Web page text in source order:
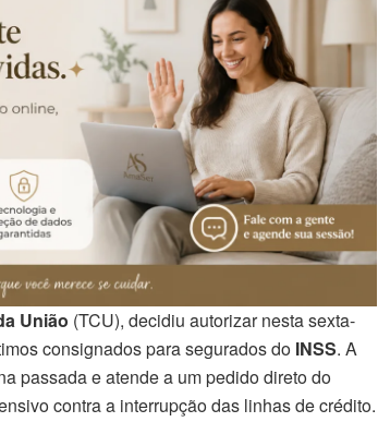
União (TCU), decidiu autorizar nesta sexta-
consignados para segurados do INSS. A
passada e atende a um pedido direto do
contra a interrupção das linhas de crédito.